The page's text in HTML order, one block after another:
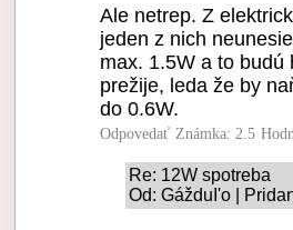
Ale netrep. Z
jeden z nich
max. 1.5W a to
prežije, leda že by
do 0.6W.
Odpovedať Známka: 2.5
Re: 12W spotreba
Od: GážduI'o |